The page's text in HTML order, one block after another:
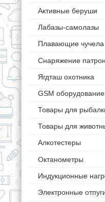
Активные беруши
Лабазы-самолазы
Плавающие чучела
Снаряжение
Ягдташ охотника
GSM оборудование
Товары для
Товары для
Алкотестеры
Октанометры
Индукционные
Электронные